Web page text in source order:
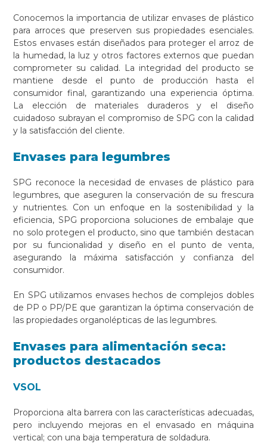
Conocemos la importancia de utilizar envases de plástico
para arroces que preserven sus propiedades esenciales.
Estos envases están diseñados para proteger el arroz de
la humedad, la luz y otros factores externos que puedan
comprometer su calidad. La integridad del producto se
mantiene desde el punto de producción hasta el
consumidor final, garantizando una experiencia óptima.
La elección de materiales duraderos y el diseño
cuidadoso subrayan el compromiso de SPG con la calidad
y la satisfacción del cliente.
Envases para legumbres
SPG reconoce la necesidad de envases de plástico para
legumbres, que aseguren la conservación de su frescura
y nutrientes. Con un enfoque en la sostenibilidad y la
eficiencia, SPG proporciona soluciones de embalaje que
no solo protegen el producto, sino que también destacan
por su funcionalidad y diseño en el punto de venta,
asegurando la máxima satisfacción y confianza del
consumidor.
En SPG utilizamos envases hechos de complejos dobles
de PP o PP/PE que garantizan la óptima conservación de
las propiedades organolépticas de las legumbres.
Envases para alimentación seca:
productos destacados
VSOL
Proporciona alta barrera con las características adecuadas,
pero incluyendo mejoras en el envasado en máquina
vertical; con una baja temperatura de soldadura.